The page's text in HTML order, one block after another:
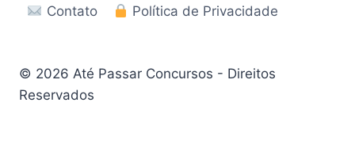
Contato Política de Privacidade
© 2026 Até Passar Concursos - Direitos
Reservados